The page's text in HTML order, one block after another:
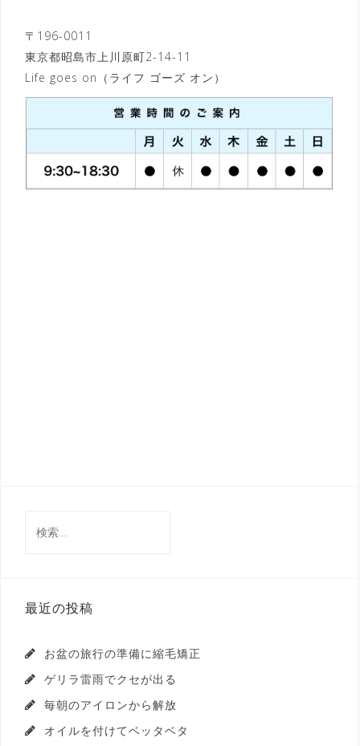
〒196-0011
東京都昭島市上川原町2-14-11
Life goes on（ライフ ゴーズ オン）
索:
最近の投稿
お盆の旅行の準備に縮毛矯正
ゲリラ雷雨でクセが出る
毎朝のアイロンから解放
オイルを付けてベッタベタ